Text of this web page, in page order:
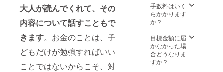
大人が読んでくれて、その
内容について話すこともで
きます。お金のことは、子
どもだけが勉強すればいい
ことではないからこそ、対
手数料はいく
らかかります
か？
目標金額に届
かなかった場
合どうなりま
すか？